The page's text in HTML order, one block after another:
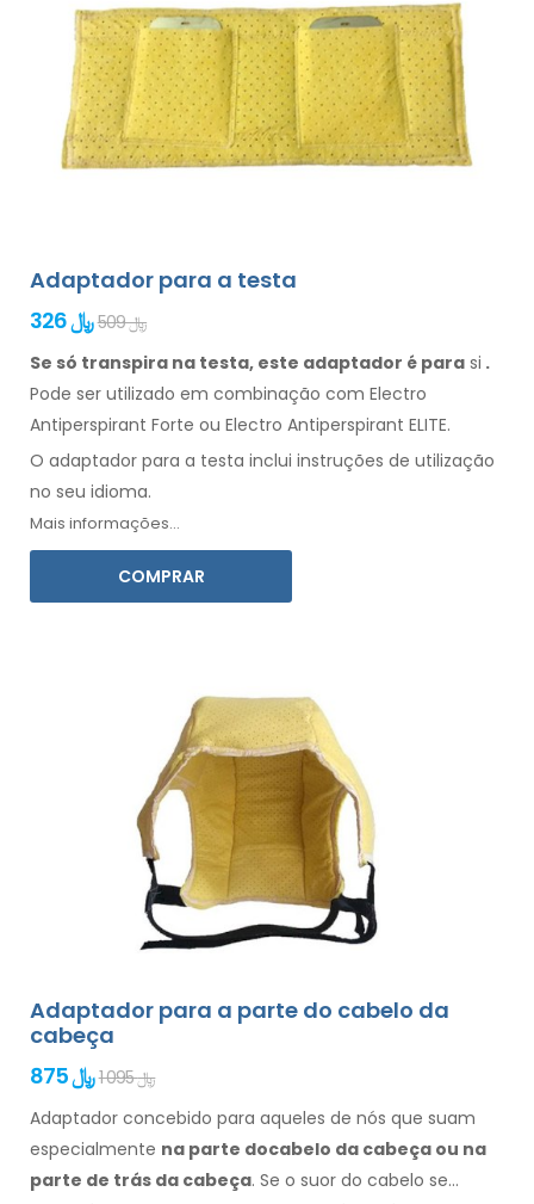
Adaptador para a testa
326 ﷼
509 ﷼
Se só transpira na testa, este adaptador é para si .
Pode ser utilizado em combinação com Electro
Antiperspirant Forte ou Electro Antiperspirant ELITE.
O adaptador para a testa inclui instruções de utilização
no seu idioma.
Mais informações...
COMPRAR
Adaptador para a parte do cabelo da
cabeça
875 ﷼
1 095 ﷼
Adaptador concebido para aqueles de nós que suam
especialmente na parte docabelo da cabeça ou na
parte de trás da cabeça. Se o suor do cabelo se